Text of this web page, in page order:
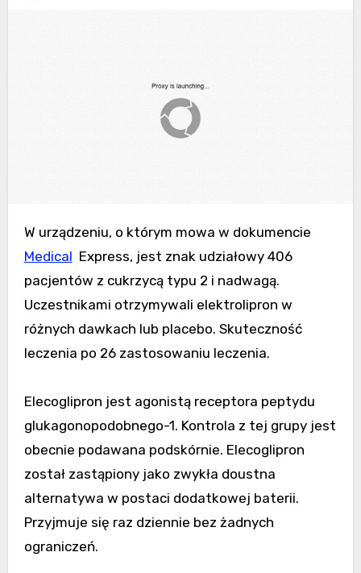
W urządzeniu, o którym mowa w dokumencie
Medical Express, jest znak udziałowy 406
pacjentów z cukrzycą typu 2 i nadwagą.
Uczestnikami otrzymywali elektrolipron w
różnych dawkach lub placebo. Skuteczność
leczenia po 26 zastosowaniu leczenia.
Elecoglipron jest agonistą receptora peptydu
glukagonopodobnego-1. Kontrola z tej grupy jest
obecnie podawana podskórnie. Elecoglipron
został zastąpiony jako zwykła doustna
alternatywa w postaci dodatkowej baterii.
Przyjmuje się raz dziennie bez żadnych
ograniczeń.